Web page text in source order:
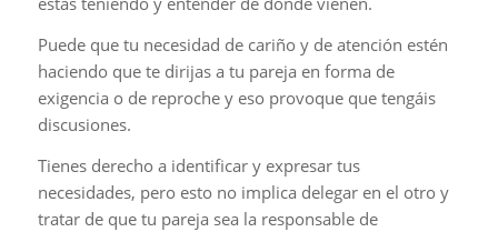
Puede que tu necesidad de cariño y de atención estén
haciendo que te dirijas a tu pareja en forma de
exigencia o de reproche y eso provoque que tengáis
discusiones.
Tienes derecho a identificar y expresar tus
necesidades, pero esto no implica delegar en el otro y
tratar de que tu pareja sea la responsable de